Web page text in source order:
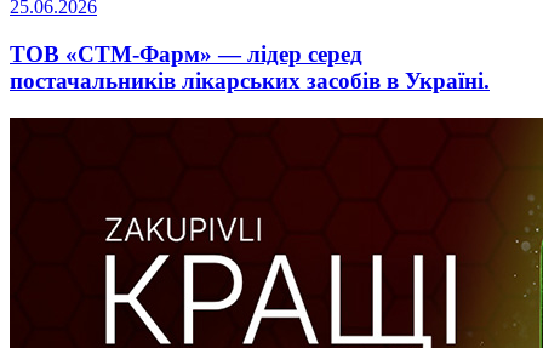
25.06.2026
ТОВ «СТМ-Фарм» — лідер серед
постачальників лікарських засобів в Україні.